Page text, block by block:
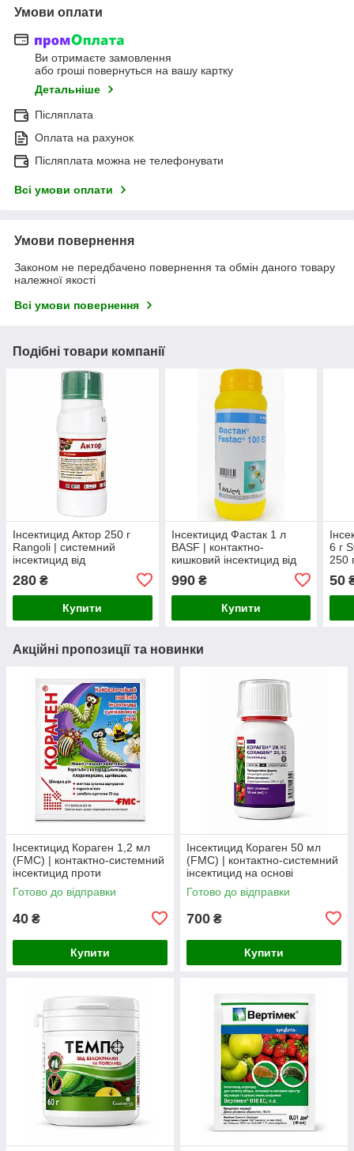
Умови оплати
Ви отримаєте замовлення
або гроші повернуться на вашу картку
Детальніше
Післяплата
Оплата на рахунок
Післяплата можна не телефонувати
Всі умови оплати
Умови повернення
Законом не передбачено повернення та обмін даного товару
належної якості
Всі умови повернення
Подібні товари компанії
Інсектицид Актор 250 г
Rangoli | системний
інсектицид від
попелиці, білокрилки,
трипсів та ґрунтових
280 ₴
Купити
Інсектицид Фастак 1 л
BASF | контактно-
кишковий інсектицид від
попелиці, трипсів,
плодожерки та інших
990₴
Купити
6 г
250
50
Акційні пропозиції та новинки
Інсектицид Кораген 1,2 мл
(FMC) | контактно-системний
інсектицид проти
колорадського жука,
плодожерок, листовійок і
Готово до відправки
40 ₴
Купити
Інсектицид Кораген 50 мл
(FMC) | контактно-системний
інсектицид на основі
хлорантраніліпролу проти
лускокрилих шкідників
Готово до відправки
700 ₴
Купити